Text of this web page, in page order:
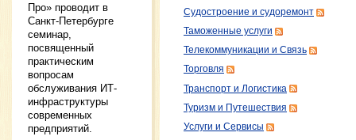
Про» проводит в
Санкт-Петербурге
семинар,
посвященный
практическим
вопросам
обслуживания ИТ-
инфраструктуры
современных
предприятий.
Судостроение и судоремонт
Таможенные услуги
Телекоммуникации и Связь
Торговля
Транспорт и Логистика
Туризм и Путешествия
Услуги и Сервисы